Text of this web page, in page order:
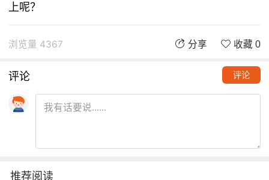
上呢？
浏览量 4367 分享 收藏 0
评论 评论
推荐阅读